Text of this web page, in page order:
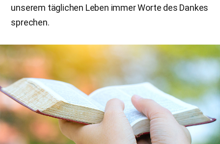
unserem täglichen Leben immer Worte des Dankes
sprechen.